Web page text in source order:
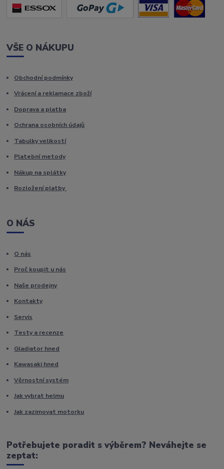
VŠE O NÁKUPU
Obchodní podmínky
Vrácení a reklamace zboží
Doprava a platba
Ochrana osobních údajů
Tabulky velikostí
Platební metody
Nákup na splátky
Rozložení platby
O NÁS
O nás
Proč koupit u nás
Naše prodejny
Kontakty
Servis
Testy a recenze
Gladiator hned
Kawasaki hned
Věrnostní systém
Jak vybrat helmu
Jak zazimovat motorku
Potřebujete poradit s výběrem? Neváhejte se
zeptat: